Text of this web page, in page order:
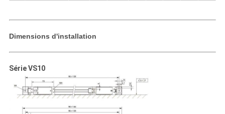
Dimensions d'installation
Série VS10